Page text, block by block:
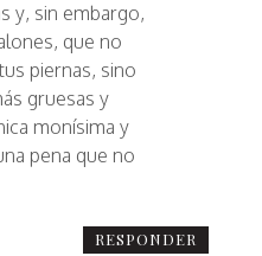
y, sin embargo,
que no
piernas, sino
gruesas y
monísima y
pena que no
RESPONDER